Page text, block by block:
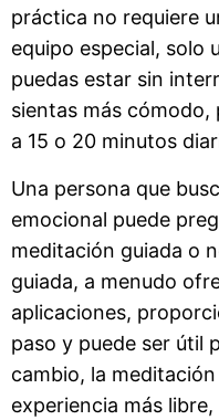
práctica no requiere
equipo especial, solo
puedas estar sin
sientas más cómodo,
a 15 o 20 minutos
Una persona que
emocional puede
meditación guiada o
guiada, a menudo
aplicaciones,
paso y puede ser útil
cambio, la
experiencia más